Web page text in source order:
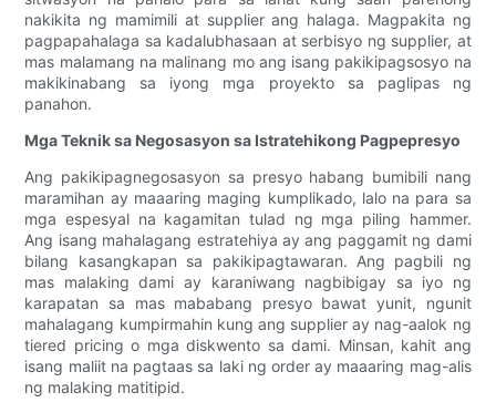
nakikita ng mamimili at supplier ang halaga. Magpakita ng
pagpapahalaga sa kadalubhasaan at serbisyo ng supplier, at
mas malamang na malinang mo ang isang pakikipagsosyo na
makikinabang sa iyong mga proyekto sa paglipas ng
panahon.
Mga Teknik sa Negosasyon sa Istratehikong Pagpepresyo
Ang pakikipagnegosasyon sa presyo habang bumibili nang
maramihan ay maaaring maging kumplikado, lalo na para sa
mga espesyal na kagamitan tulad ng mga piling hammer.
Ang isang mahalagang estratehiya ay ang paggamit ng dami
bilang kasangkapan sa pakikipagtawaran. Ang pagbili ng
mas malaking dami ay karaniwang nagbibigay sa iyo ng
karapatan sa mas mababang presyo bawat yunit, ngunit
mahalagang kumpirmahin kung ang supplier ay nag-aalok ng
tiered pricing o mga diskwento sa dami. Minsan, kahit ang
isang maliit na pagtaas sa laki ng order ay maaaring mag-alis
ng malaking matitipid.